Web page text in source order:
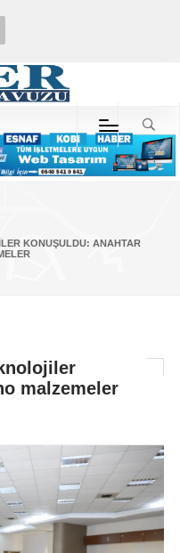
KONUŞULDU: ANAHTAR
malzemeler